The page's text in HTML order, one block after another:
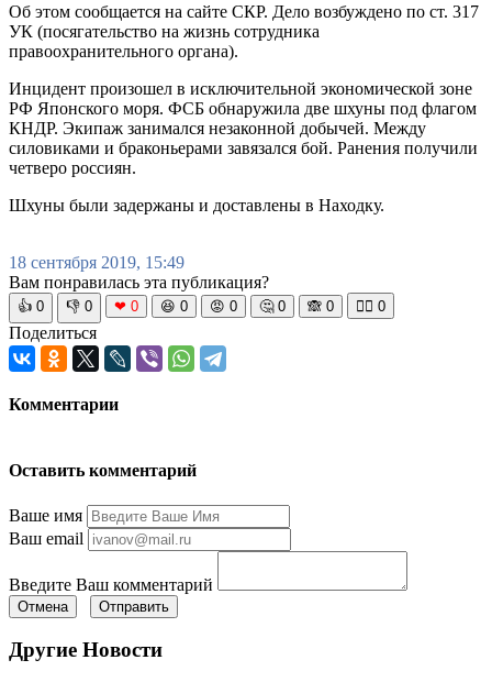
Об этом сообщается на сайте СКР. Дело возбуждено по ст. 317
УК (посягательство на жизнь сотрудника
правоохранительного органа).
Инцидент произошел в исключительной экономической зоне
РФ Японского моря. ФСБ обнаружила две шхуны под флагом
КНДР. Экипаж занимался незаконной добычей. Между
силовиками и браконьерами завязался бой. Ранения получили
четверо россиян.
Шхуны были задержаны и доставлены в Находку.
18 сентября 2019, 15:49
Вам понравилась эта публикация?
👍 0 👎 0 ❤ 0 😆 0 😡 0 🤔 0 🙈 0 🧘‍♀️ 0
Поделиться
Комментарии
Оставить комментарий
Ваше имя
Ваш email
Введите Ваш комментарий
Отмена Отправить
Другие Новости